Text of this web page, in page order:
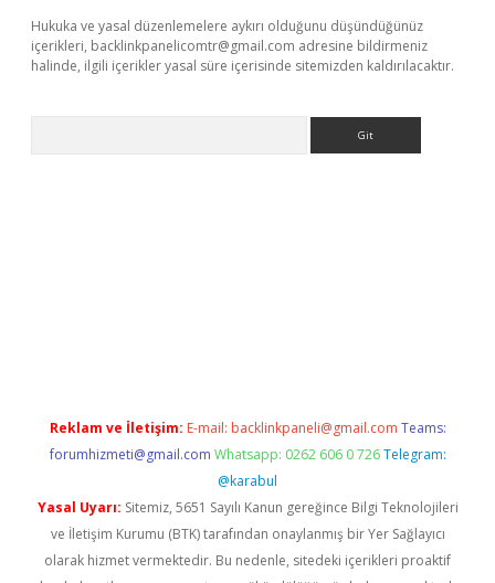
Hukuka ve yasal düzenlemelere aykırı olduğunu düşündüğünüz
içerikleri, backlinkpanelicomtr@gmail.com adresine bildirmeniz
halinde, ilgili içerikler yasal süre içerisinde sitemizden kaldırılacaktır.
Reklam ve İletişim: E-mail: backlinkpaneli@gmail.com Teams:
forumhizmeti@gmail.com Whatsapp: 0262 606 0 726 Telegram:
@karabul
Yasal Uyarı: Sitemiz, 5651 Sayılı Kanun gereğince Bilgi Teknolojileri
ve İletişim Kurumu (BTK) tarafından onaylanmış bir Yer Sağlayıcı
olarak hizmet vermektedir. Bu nedenle, sitedeki içerikleri proaktif